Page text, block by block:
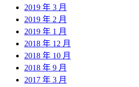
2019 年 3 月
2019 年 2 月
2019 年 1 月
2018 年 12 月
2018 年 10 月
2018 年 9 月
2017 年 3 月